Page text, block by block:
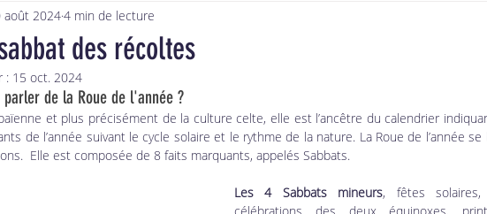
des récoltes
août 20244 min de lecture
: 15 oct. 2024
parler de la Roue de l'année ?
et plus précisément de la culture celte, elle est l’ancêtre du calendrier
de l’année suivant le cycle solaire et le rythme de la nature. La Roue de l’année se
Elle est composée de 8 faits marquants, appelés Sabbats.
Les 4 Sabbats mineurs, fêtes